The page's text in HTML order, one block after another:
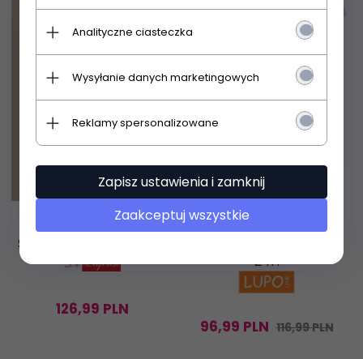
DE LAFENSE
Szlafrok_VISA_DR_544
126,99 PLN
Szlafrok Model 1358
24H
96,99 PLN 116,99 PLN
Analityczne ciasteczka
Wysyłanie danych marketingowych
Reklamy spersonalizowane
Zapisz ustawienia i zamknij
Zaakceptuj wszystkie